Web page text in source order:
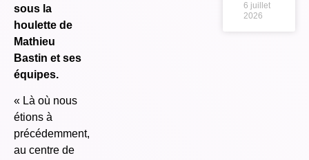
sous la
houlette de
Mathieu
Bastin et ses
équipes.
« Là où nous
étions à
précédemment,
au centre de
6 juillet
2026